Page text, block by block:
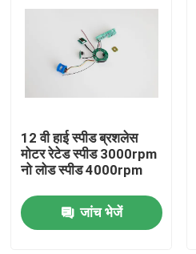
12 वी हाई स्पीड ब्रशलेस
मोटर रेटेड स्पीड 3000rpm
नो लोड स्पीड 4000rpm
जांच भेजें